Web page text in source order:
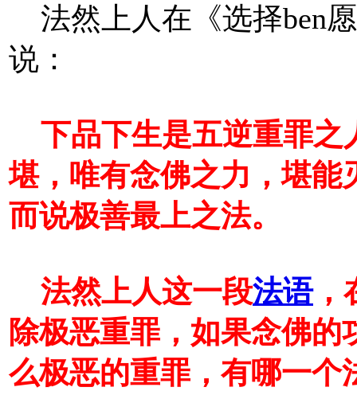
法然上人在《选择ben愿
说：
下品下生是五逆重罪之
堪，唯有念佛之力，堪能
而说极善最上之法。
法然上人这一段法语，
除极恶重罪，如果念佛
么极恶的重罪，有哪一个